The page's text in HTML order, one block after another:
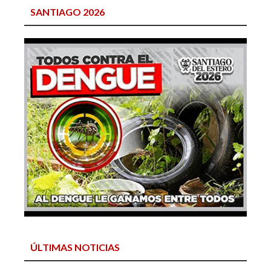
SANTIAGO 2026
ÚLTIMAS NOTICIAS